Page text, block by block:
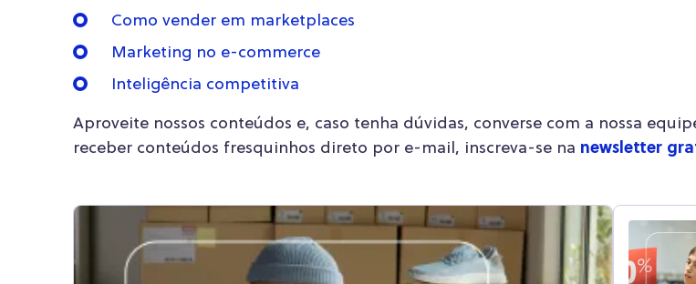
Como vender em marketplaces
Marketing no e-commerce
Inteligência competitiva
Aproveite nossos conteúdos e, caso tenha dúvidas, converse com a nossa
receber conteúdos fresquinhos direto por e-mail, inscreva-se na newsletter